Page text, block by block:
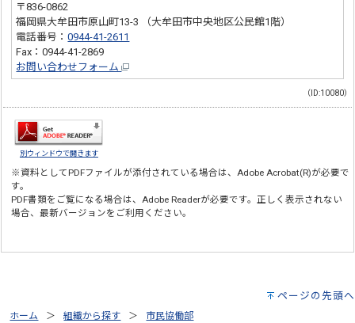
〒836-0862
福岡県大牟田市原山町13-3 （大牟田市中央地区公民館1階）
電話番号：0944-41-2611
Fax：0944-41-2869
お問い合わせフォーム
（ID:10080）
別ウィンドウで開きます
※資料としてPDFファイルが添付されている場合は、Adobe Acrobat(R)が必要で
す。
PDF書類をご覧になる場合は、Adobe Readerが必要です。正しく表示されない
場合、最新バージョンをご利用ください。
ページの先頭へ
ホーム 組織から探す
市民協働部